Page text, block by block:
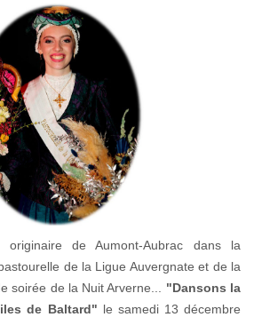
originaire de Aumont-Aubrac dans la
de la Ligue Auvergnate et de la
soirée de la Nuit Arverne... "Dansons la
de Baltard" le samedi 13 décembre